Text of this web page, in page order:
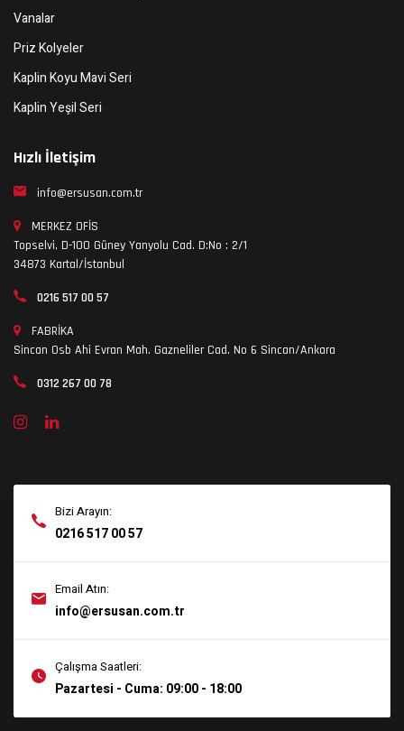
Vanalar
Priz Kolyeler
Kaplin Koyu Mavi Seri
Kaplin Yeşil Seri
Hızlı İletişim
info@ersusan.com.tr
MERKEZ OFİS
Topselvi, D-100 Güney Yanyolu Cad. D:No : 2/1
34873 Kartal/İstanbul
0216 517 00 57
FABRİKA
Sincan Osb Ahi Evran Mah. Gazneliler Cad. No 6 Sincan/Ankara
0312 267 00 78
Bizi Arayın:
0216 517 00 57
Email Atın:
info@ersusan.com.tr
Çalışma Saatleri:
Pazartesi - Cuma: 09:00 - 18:00